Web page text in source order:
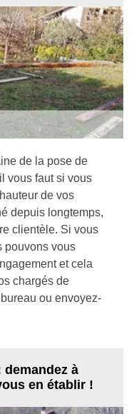
de la pose de
vous faut si vous
de vos
depuis longtemps,
clientèle. Si vous
pouvons vous
et cela
chargés de
ou envoyez-
à
en établir !